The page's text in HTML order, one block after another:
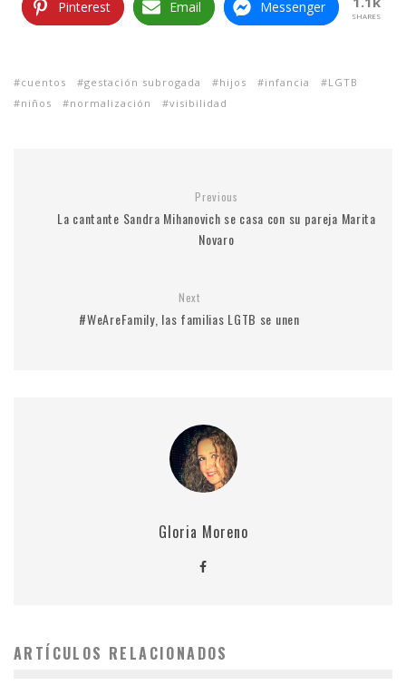
Pinterest Email Messenger
SHARES
cuentos gestación subrogada hijos infancia
LGTB
niños
normalización visibilidad
Previous
La cantante Sandra Mihanovich se casa con su pareja Marita
Novaro
Next
#WeAreFamily, las familias LGTB se unen
Gloria Moreno
ARTÍCULOS RELACIONADOS